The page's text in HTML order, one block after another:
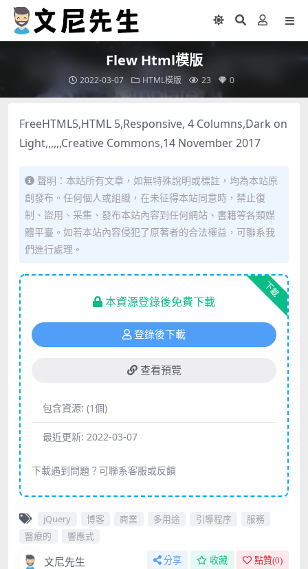
Flew Html模版
2022-03-07 HTML模版 23 0
FreeHTML5,HTML 5,Responsive, 4 Columns,Dark on
Light,,,,,,Creative Commons,14 November 2017
聲明：本站所有文章，如無特殊說明或標註，均為本站原
創發布。任何個人或組織，在未征得本站同意時，禁止復
制、盜用、采集、發布本站內容到任何網站、書籍等各類媒
體平臺。如若本站內容侵犯了原著者的合法權益，可聯系我
們進行處理。
下載
本資源登錄後免費下載
登錄後下載
查看預覽
包含資源: (1個)
最近更新: 2022-03-07
下載遇到問題？可聯系客服或反饋
jQuery 博客 商業 多用途 引導程序
服務
醫療的
響應式
文尼先生 分享 收藏 點贊(0)